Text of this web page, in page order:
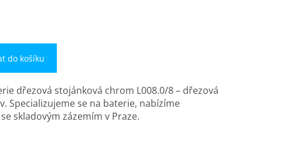
do košíku
dřezová stojánková chrom L008.0/8 – dřezová
Specializujeme se na baterie, nabízíme
skladovým zázemím v Praze.